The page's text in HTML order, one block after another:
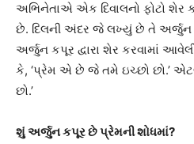
અભિનેતાએ એક દિવાલનો ફોટો શેર
છે. દિલની અંદર જે લખ્યું છે તે અર્જુન
અર્જુન કપૂર દ્વારા શેર કરવામાં
કે, ‘પ્રેમ એ છે જે તમે ઇચ્છો છો.’
છો.’
શું અર્જુન કપૂર છે પ્રેમની શોધમાં?